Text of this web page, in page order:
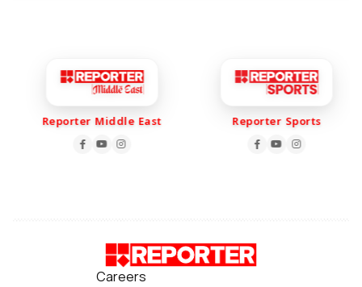
Reporter Middle East Reporter Sports
Careers